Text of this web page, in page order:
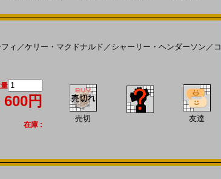
ィ ／ケリー・マクドナルド ／ シャーリー・ヘンダーソン ／ コ
円
在庫 :
売切 友達